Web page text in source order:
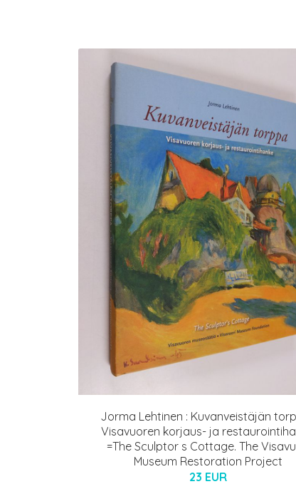
Jorma Lehtinen : Kuvanveistäjän
Visavuoren korjaus- ja
=The Sculptor s Cottage. The
Museum Restoration Project
23 EUR